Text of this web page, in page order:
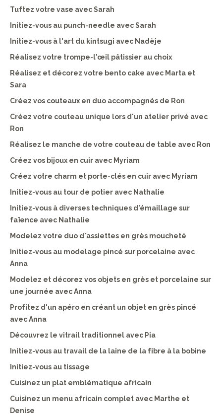
Tuftez votre vase avec Sarah
Initiez-vous au punch-needle avec Sarah
Initiez-vous à l'art du kintsugi avec Nadèje
Réalisez votre trompe-l'œil pâtissier au choix
Réalisez et décorez votre bento cake avec Marta et
Sara
Créez vos couteaux en duo accompagnés de Ron
Créez votre couteau unique lors d'un atelier privé avec
Ron
Réalisez le manche de votre couteau de table avec Ron
Créez vos bijoux en cuir avec Myriam
Créez votre charm et porte-clés en cuir avec Myriam
Initiez-vous au tour de potier avec Nathalie
Initiez-vous à diverses techniques d'émaillage sur
faïence avec Nathalie
Modelez votre duo d'assiettes en grès moucheté
Initiez-vous au modelage pincé sur porcelaine avec
Anna
Modelez et décorez vos objets en grès et porcelaine sur
une journée avec Anna
Profitez d'un apéro en créant un objet en grès pincé
avec Anna
Découvrez le vitrail traditionnel avec Pia
Initiez-vous au travail de la laine de la fibre à la bobine
Initiez-vous au tissage
Cuisinez un plat emblématique africain
Cuisinez un menu africain complet avec Marthe et
Denise